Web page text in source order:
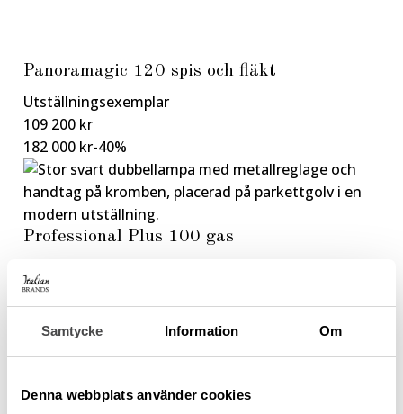
Samtycke Information Om
Denna webbplats använder cookies
Panoramagic 120 spis och fläkt
Utställningsexemplar
109 200 kr
182 000 kr-40%
Professional Plus 100 gas
61 200 kr
76 500 kr-20%
Vakuumlåda
Utställningsexemplar